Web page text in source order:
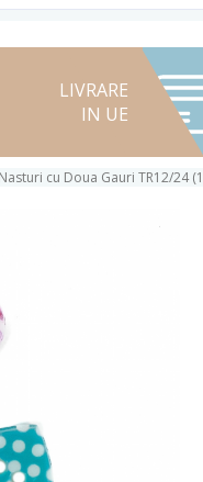
LIVRARE
IN UE
Nasturi cu Doua Gauri TR12/24